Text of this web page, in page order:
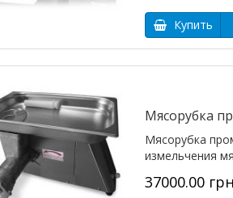
Купить
Мясорубка
Мясорубка
измельчения
37000.00